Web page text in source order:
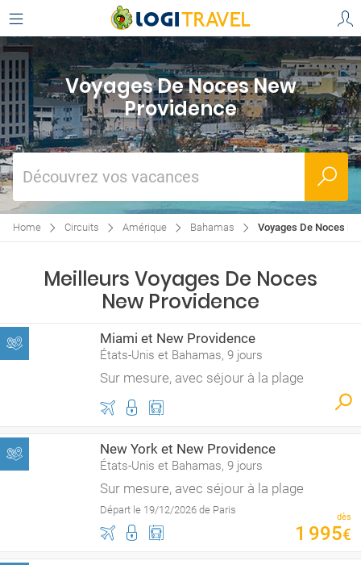
Voyages De Noces New
Providence
Découvrez vos vacances
Home Circuits Amérique Bahamas Voyages De Noces
Meilleurs Voyages De Noces
New Providence
Miami et New Providence
États-Unis et Bahamas, 9 jours
Sur mesure, avec séjour à la plage
New York et New Providence
États-Unis et Bahamas, 9 jours
Sur mesure, avec séjour à la plage
Départ le 19/12/2026 de Paris
dès
1 995€